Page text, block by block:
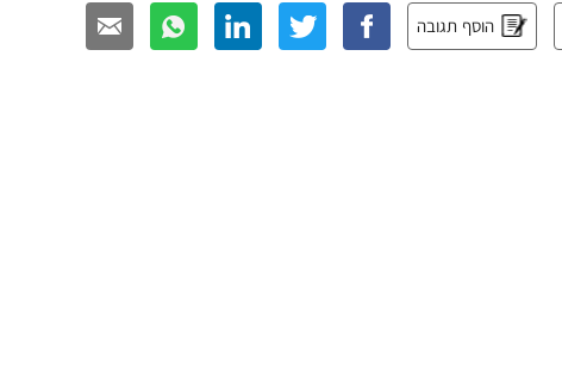
הוסף תגובה